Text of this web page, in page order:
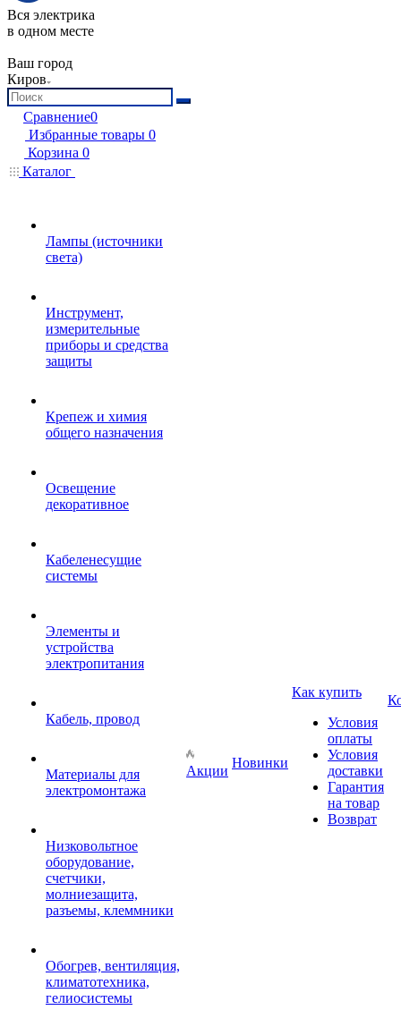
Вся электрика
в одном месте
Ваш город
Киров
Сравнение0
Избранные товары 0
Корзина 0
Каталог
Лампы (источники
света)
Инструмент,
измерительные
приборы и средства
защиты
Крепеж и химия
общего назначения
Освещение
декоративное
Кабеленесущие
системы
Элементы и
устройства
электропитания
Кабель, провод
Материалы для
электромонтажа
Низковольтное
оборудование,
счетчики,
молниезащита,
разъемы, клеммники
Обогрев, вентиляция,
климатотехника,
гелиосистемы
Акции
Новинки
Как купить
Условия
оплаты
Условия
доставки
Гарантия
на товар
Возврат